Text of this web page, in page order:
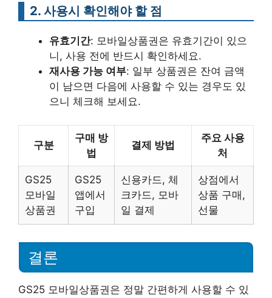
2. 사용시 확인해야 할 점
유효기간: 모바일상품권은 유효기간이 있으
니, 사용 전에 반드시 확인하세요.
재사용 가능 여부: 일부 상품권은 잔여 금액
이 남으면 다음에 사용할 수 있는 경우도 있
으니 체크해 보세요.
구분
구매 방
법
결제 방법
주요 사용
처
GS25
모바일
상품권
GS25
앱에서
구입
신용카드, 체
크카드, 모바
일 결제
상점에서
상품 구매,
선물
결론
GS25 모바일상품권은 정말 간편하게 사용할 수 있